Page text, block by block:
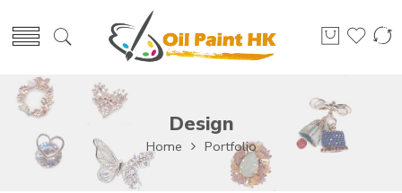
Design
Home Portfolio